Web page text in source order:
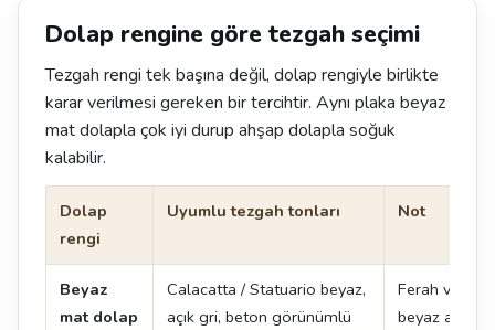
Dolap rengine göre tezgah seçimi
Tezgah rengi tek başına değil, dolap rengiyle birlikte
karar verilmesi gereken bir tercihtir. Aynı plaka beyaz
mat dolapla çok iyi durup ahşap dolapla soğuk
kalabilir.
Dolap
rengi
Uyumlu tezgah tonları Not
Beyaz
mat dolap
Calacatta / Statuario beyaz,
açık gri, beton görünümlü
Ferah ve
beyaz adada